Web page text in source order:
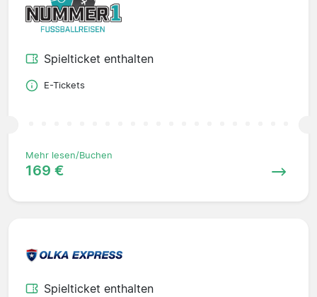
Spielticket enthalten
E-Tickets
Mehr lesen/Buchen
169 €
Spielticket enthalten